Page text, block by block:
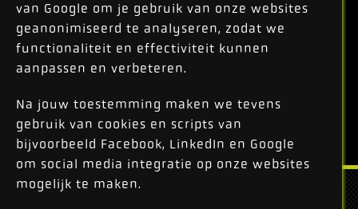
van Google om je gebruik van onze websites
geanonimiseerd te analyseren, zodat we
functionaliteit en effectiviteit kunnen
aanpassen en verbeteren.
Na jouw toestemming maken we tevens
gebruik van cookies en scripts van
bijvoorbeeld Facebook, LinkedIn en Google
om social media integratie op onze websites
mogelijk te maken.
ook met plezier naar je werk gaan binnen een platte
organisatie? Solliciteer dan direct.